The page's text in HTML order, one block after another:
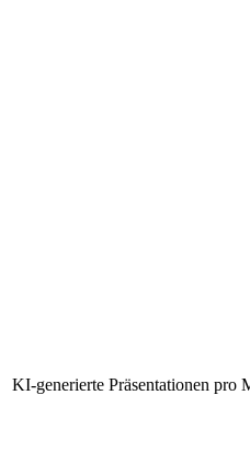
KI-generierte Präsentationen pro